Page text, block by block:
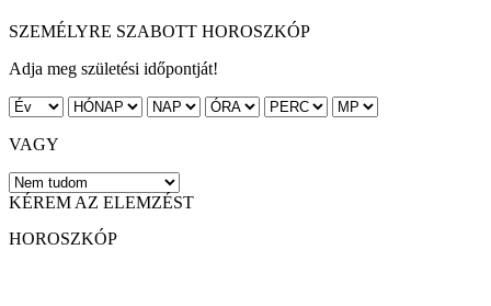
SZEMÉLYRE SZABOTT HOROSZKÓP
Adja meg születési időpontját!
VAGY
KÉREM AZ ELEMZÉST
HOROSZKÓP